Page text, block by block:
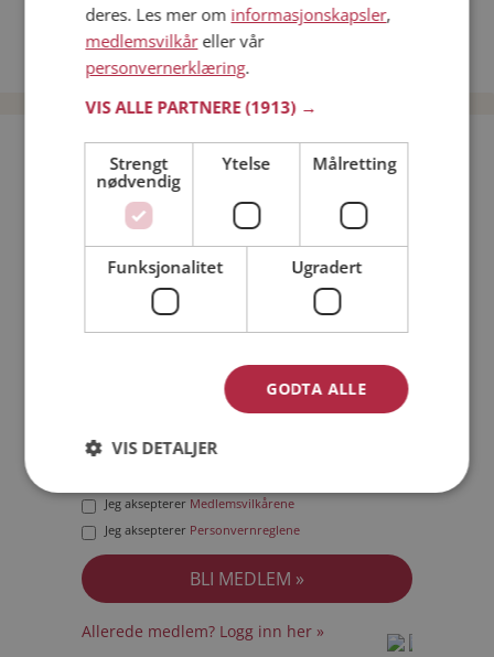
Bli medlem gratis!
Jeg er en: Mann Kvinne
Min alder:
Jeg aksepterer Medlemsvilkårene
Jeg aksepterer Personvernreglene
Allerede medlem? Logg inn her »
deres. Les mer om informasjonskapsler,
medlemsvilkåreller vår
personvernerklæring.
VIS ALLE PARTNERE(1913) →
Strengt
nødvendig
Ytelse Målretting
Funksjonalitet Ugradert
GODTA ALLE
VIS DETALJER